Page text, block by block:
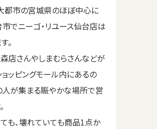
都市の宮城県のほぼ中心に
でニーゴ・リユース仙台店は
。
店さんやしまむらさんなどが
ッピングモール内にあるの
人が集まる賑やかな場所で営
も、壊れていても商品1点か